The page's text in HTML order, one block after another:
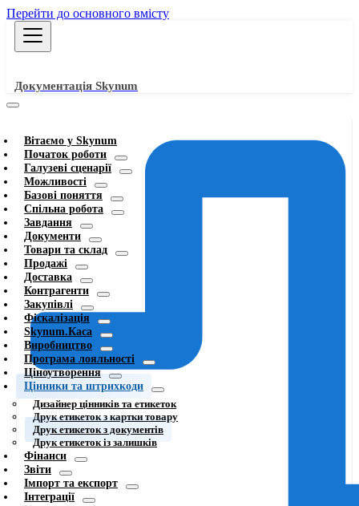
Перейти до основного вмісту
Документація Skynum
Вітаємо у Skynum
Початок роботи
Галузеві сценарії
Можливості
Базові поняття
Спільна робота
Завдання
Документи
Товари та склад
Продажі
Доставка
Контрагенти
Закупівлі
Фіскалізація
Skynum.Каса
Виробництво
Програма лояльності
Ціноутворення
Цінники та штрихкоди
Дизайнер цінників та етикеток
Друк етикеток з картки товару
Друк етикеток з документів
Друк етикеток із залишків
Фінанси
Звіти
Імпорт та експорт
Інтеграції